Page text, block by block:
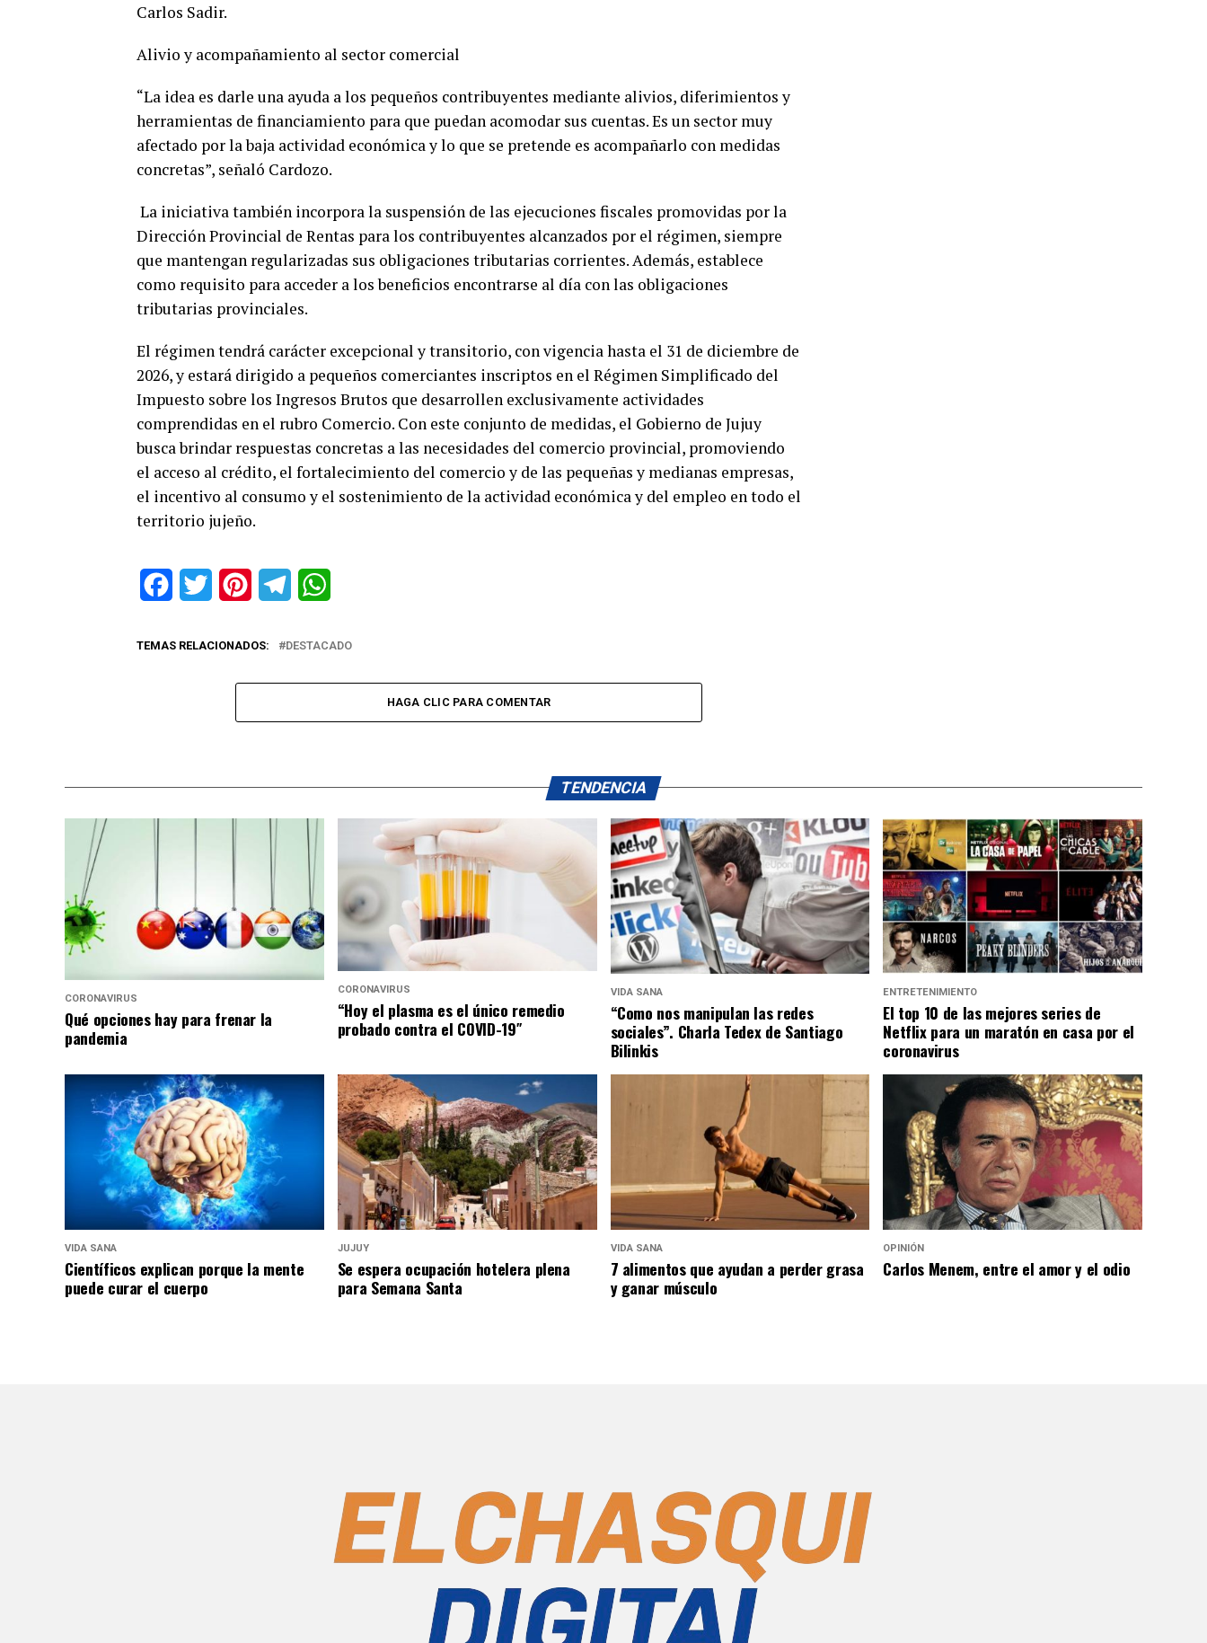
Carlos Sadir.
Alivio y acompañamiento al sector comercial
“La idea es darle una ayuda a los pequeños contribuyentes mediante alivios, diferimientos y
herramientas de financiamiento para que puedan acomodar sus cuentas. Es un sector muy
afectado por la baja actividad económica y lo que se pretende es acompañarlo con medidas
concretas”, señaló Cardozo.
La iniciativa también incorpora la suspensión de las ejecuciones fiscales promovidas por la
Dirección Provincial de Rentas para los contribuyentes alcanzados por el régimen, siempre
que mantengan regularizadas sus obligaciones tributarias corrientes. Además, establece
como requisito para acceder a los beneficios encontrarse al día con las obligaciones
tributarias provinciales.
El régimen tendrá carácter excepcional y transitorio, con vigencia hasta el 31 de diciembre de
2026, y estará dirigido a pequeños comerciantes inscriptos en el Régimen Simplificado del
Impuesto sobre los Ingresos Brutos que desarrollen exclusivamente actividades
comprendidas en el rubro Comercio. Con este conjunto de medidas, el Gobierno de Jujuy
busca brindar respuestas concretas a las necesidades del comercio provincial, promoviendo
el acceso al crédito, el fortalecimiento del comercio y de las pequeñas y medianas empresas,
el incentivo al consumo y el sostenimiento de la actividad económica y del empleo en todo el
territorio jujeño.
FacebookTwitter PinterestTelegram
TEMAS RELACIONADOS: DESTACADO
HAGA CLIC PARA COMENTAR
TENDENCIA
CORONAVIRUS
Qué opciones hay para frenar la
pandemia
CORONAVIRUS
“Hoy el plasma es el único remedio
probado contra el COVID-19″
VIDA SANA
“Como nos manipulan las redes
sociales”. Charla Tedex de Santiago
Bilinkis
ENTRETENIMIENTO
El top 10 de las mejores series de
Netflix para un maratón en casa por el
coronavirus
VIDA SANA
Científicos explican porque la mente
puede curar el cuerpo
JUJUY
Se espera ocupación hotelera plena
para Semana Santa
VIDA SANA
7 alimentos que ayudan a perder grasa
y ganar músculo
OPINIÓN
Carlos Menem, entre el amor y el odio